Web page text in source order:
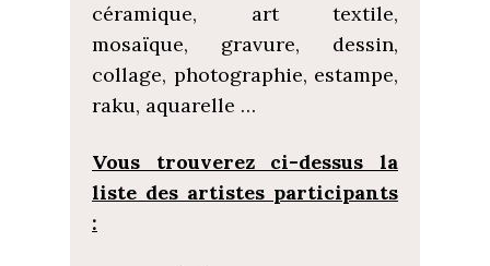
céramique, art textile,
mosaïque, gravure, dessin,
collage, photographie, estampe,
raku, aquarelle …
Vous trouverez ci-dessus la
liste des artistes participants
: